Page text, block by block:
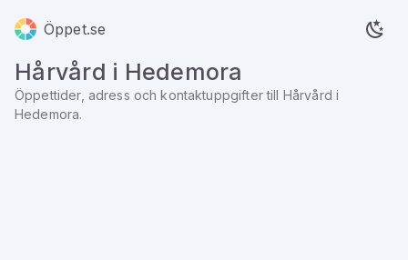
Öppet.se
Hårvård i Hedemora
Öppettider, adress och kontaktuppgifter till Hårvård i
Hedemora.